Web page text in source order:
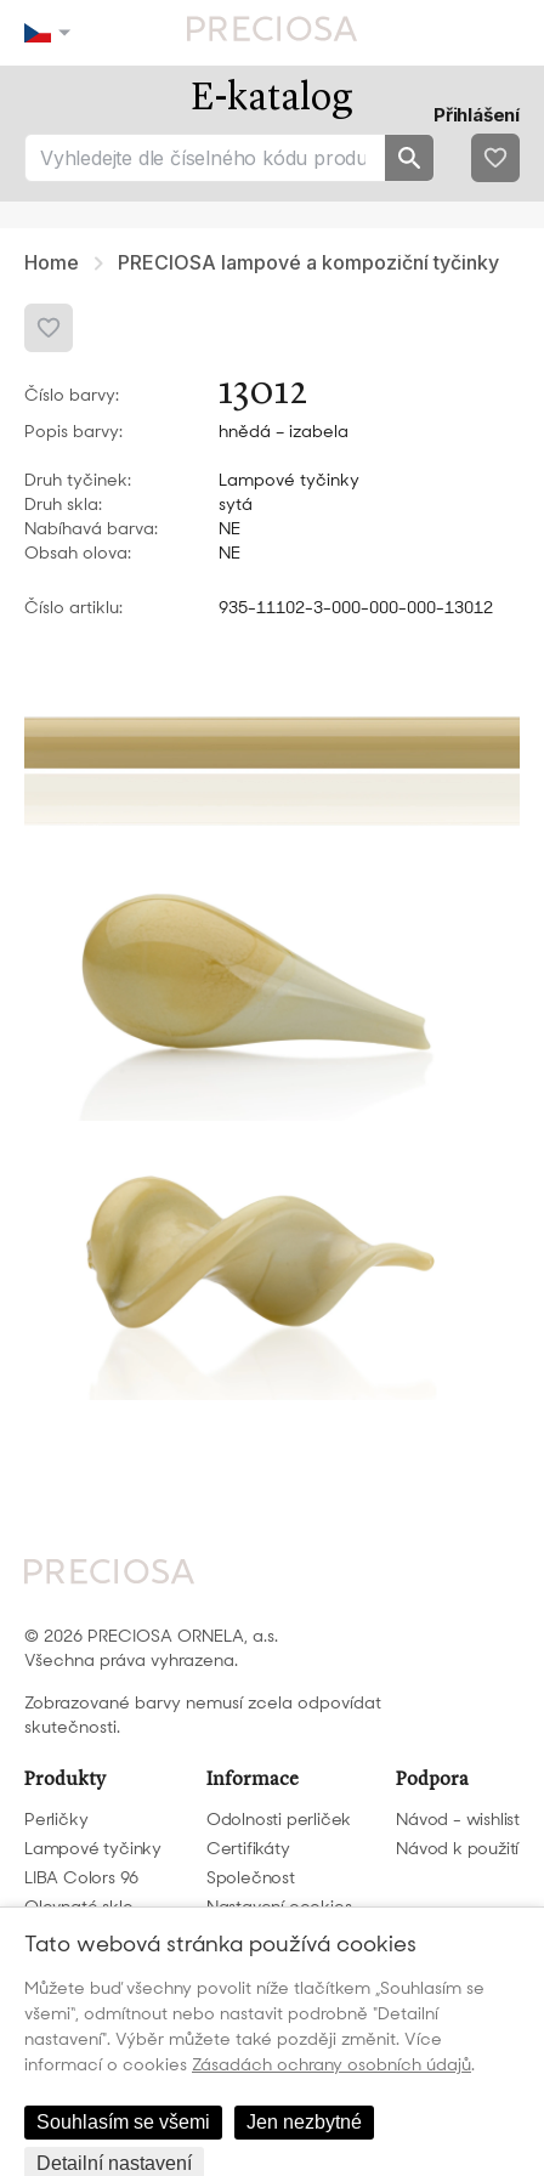
tip 1
tip 2
Nejoblíbenějsí
fav 1
fav 2
fav 5
E-katalog Přihlášení
Home PRECIOSA lampové a kompoziční tyčinky
Číslo barvy: 13012
Popis barvy: hnědá – izabela
Druh tyčinek:
Lampové tyčinky
Druh skla:
sytá
Nabíhavá barva:
NE
Obsah olova:
NE
Číslo artiklu: 935-11102-3-000-000-000-13012
© 2026 PRECIOSA ORNELA, a.s.
Všechna práva vyhrazena.
Zobrazované barvy nemusí zcela odpovídat
skutečnosti.
Produkty
Perličky
Lampové tyčinky
LIBA Colors 96
Olovnaté sklo
Informace
Odolnosti perliček
Certifikáty
Společnost
Nastavení cookies
GDPR
Podpora
Návod - wishlist
Návod k použití
Napište nám
beads@preciosa.com
Tato webová stránka používá cookies
Můžete buď všechny povolit níže tlačítkem „Souhlasím se
všemi“, odmítnout nebo nastavit podrobně "Detailní
nastavení". Výběr můžete také později změnit. Více
informací o cookies Zásadách ochrany osobních údajů.
Souhlasím se všemi
Jen nezbytné
Detailní nastavení